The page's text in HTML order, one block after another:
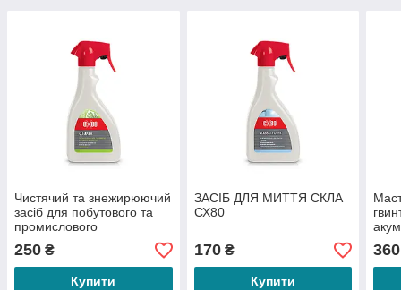
Чистячий та знежирюючий
засіб для побутового та
промислового
використання СХ 80
250 ₴
Купити
ЗАСІБ ДЛЯ МИТТЯ СКЛА
СХ80
170₴
Купити
360